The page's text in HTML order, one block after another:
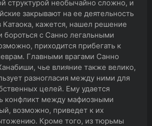
структурой необычайно сложно, и
закрывают на ее деятельность
Катаока, кажется, нашел решение
бороться с Санно легальными
приходится прибегать к
Главными врагами Санно
чье влияние также велико,
разногласия между ними для
целей. Ему удается
конфликт между мафиозными
возможно, приведет к их
Кроме того, из тюрьмы